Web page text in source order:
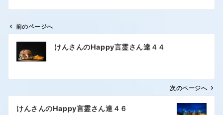
前のページへ
けんさんのHappy言霊さん達４４
次のページへ
けんさんのHappy言霊さん達４６